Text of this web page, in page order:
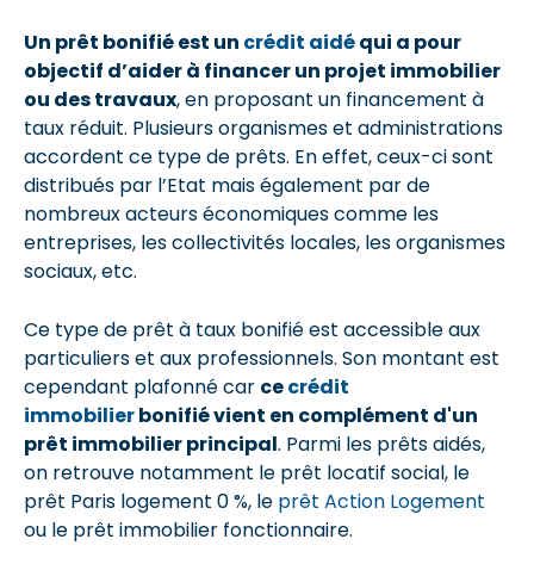
Un prêt bonifié est un crédit aidéqui a pour
objectif d’aider à financer un projet immobilier
ou des travaux, en proposant un financement à
taux réduit. Plusieurs organismes et administrations
accordent ce type de prêts. En effet, ceux-ci sont
distribués par l’Etat mais également par de
nombreux acteurs économiques comme les
entreprises, les collectivités locales, les organismes
sociaux, etc.
Ce type de prêt à taux bonifié est accessible aux
particuliers et aux professionnels. Son montant est
cependant plafonné car cecrédit
immobilierbonifié vient en complément d'un
prêt immobilier principal. Parmi les prêts aidés,
on retrouve notamment le prêt locatif social, le
prêt Paris logement 0 %, le prêt Action Logement
ou le prêt immobilier fonctionnaire.